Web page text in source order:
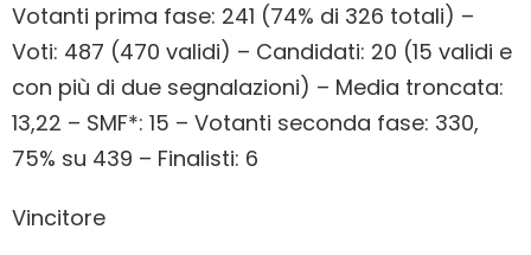
Votanti prima fase: 241 (74% di 326 totali) –
Voti: 487 (470 validi) – Candidati: 20 (15 validi e
con più di due segnalazioni) – Media troncata:
13,22 – SMF*: 15 – Votanti seconda fase: 330,
75% su 439 – Finalisti: 6
Vincitore